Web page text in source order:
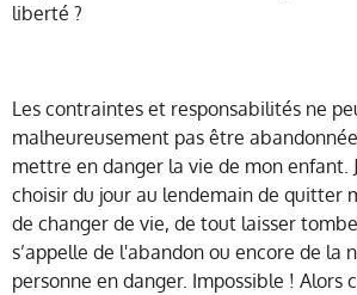
liberté ?
Les contraintes et responsabilités ne
malheureusement pas être
mettre en danger la vie de mon enfant.
choisir du jour au lendemain de quitter
de changer de vie, de tout laisser
s’appelle de l'abandon ou encore de la
personne en danger. Impossible ! Alors